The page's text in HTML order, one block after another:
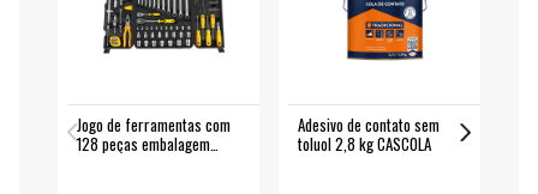
Jogo de ferramentas com
128 peças embalagem
Adesivo de contato sem
toluol 2,8 kg CASCOLA